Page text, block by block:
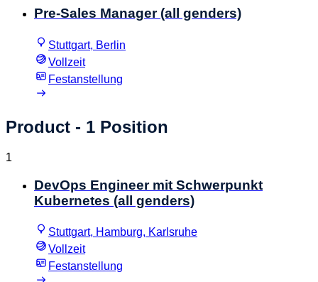
Pre-Sales Manager (all genders)
Stuttgart, Berlin
Vollzeit
Festanstellung
Product - 1 Position
1
DevOps Engineer mit Schwerpunkt
Kubernetes (all genders)
Stuttgart, Hamburg, Karlsruhe
Vollzeit
Festanstellung